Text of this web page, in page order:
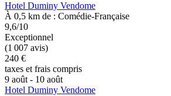
Hotel Duminy Vendome
À 0,5 km de : Comédie-Française
9,6/10
Exceptionnel
(1 007 avis)
240 €
taxes et frais compris
9 août - 10 août
Hotel Duminy Vendome